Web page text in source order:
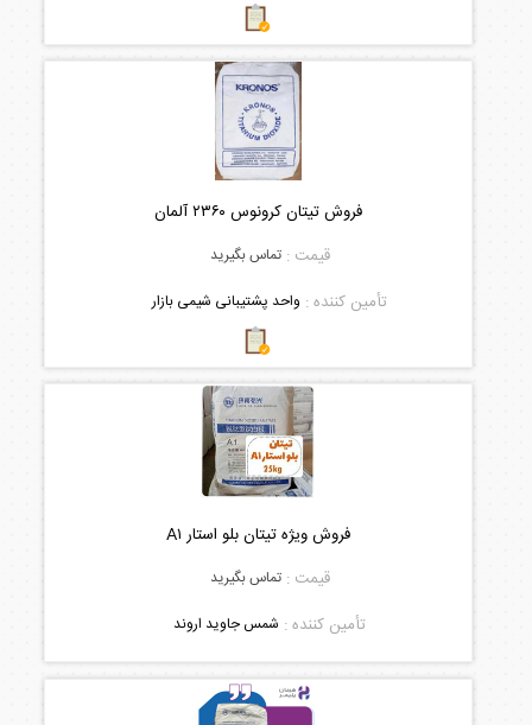
فروش تیتان کرونوس ۲۳۶۰ آلمان
قیمت :تماس بگیرید
تأمین کننده : واحد پشتیبانی شیمی بازار
فروش ویژه تیتان بلو استار A۱
قیمت :تماس بگیرید
تأمین کننده : شمس جاوید اروند